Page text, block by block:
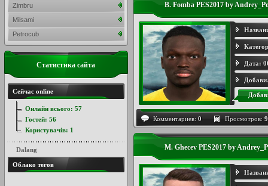
B. Fomba PES2017 by
Дата:
Комментариев: 0 Просмотров:
M. Ghecev PES2017 by
Zimbru
Milsami
Petrocub
Статистика сайта
Сейчас online
Онлайн всього: 57
Гостей: 56
Користувачів: 1
Dalang
Облако тегов